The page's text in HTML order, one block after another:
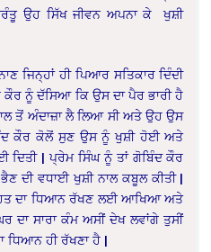
ਉਹ ਸਿੱਖ ਜੀਵਨ ਅਪਨਾ ਕੇ ਖੁਸ਼ੀ
ਜਿਨ੍ਹਾਂ ਹੀ ਪਿਆਰ ਸਤਿਕਾਰ ਦਿੰਦੀ
ਨੂੰ ਦੱਸਿਆ ਕਿ ਉਸ ਦਾ ਪੈਰ ਭਾਰੀ ਹੈ
ਤੋਂ ਅੰਦਾਜ਼ਾ ਲੈ ਲਿਆ ਸੀ ਅਤੇ ਉਹ ਉਸ
ਕੌਰ ਕੋਲੋਂ ਸੁਣ ਉਸ ਨੂੰ ਖੁਸ਼ੀ ਹੋਈ ਅਤੇ
ਦਿਤੀ | ਪ੍ਰੇਮ ਸਿੰਘ ਨੂੰ ਤਾਂ ਗੋਬਿੰਦ ਕੌਰ
ਦੀ ਵਧਾਈ ਖੁਸ਼ੀ ਨਾਲ ਕਬੂਲ ਕੀਤੀ |
ਦਾ ਧਿਆਨ ਰੱਖਣ ਲਈ ਆਖਿਆ ਅਤੇ
ਦਾ ਸਾਰਾ ਕੰਮ ਅਸੀਂ ਦੇਖ ਲਵਾਂਗੇ ਤੁਸੀਂ
ਹੀ ਰੱਖਣਾ ਹੈ |